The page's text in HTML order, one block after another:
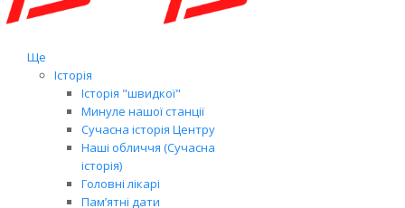
Ще
Історія
Історія "швидкої"
Минуле нашої станції
Сучасна історія Центру
Наші обличчя (Сучасна
історія)
Головні лікарі
Пам’ятні дати